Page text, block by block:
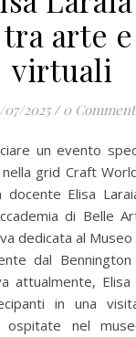
arte
virtuali
2025 / 0
grid Craft
docente Elisa
di Belle
dedicata al
dal
attualmente, Elisa
in una
ospitate nel